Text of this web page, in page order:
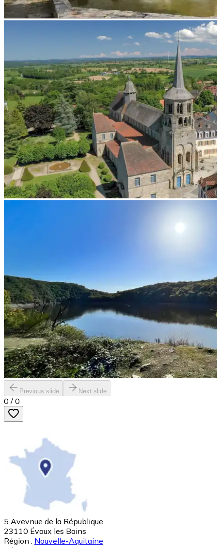
Previous slide Next slide
0 / 0
5 Avevnue de la République
23110 Évaux les Bains
Région : Nouvelle-Aquitaine